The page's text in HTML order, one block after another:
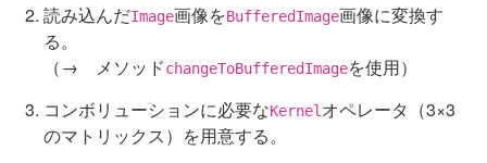
読み込んだImage画像をBufferedImage画像に変換す
る。
（→ メソッドchangeToBufferedImageを使用）
コンボリューションに必要なKernel オペレータ（3×3
のマトリックス）を用意する。